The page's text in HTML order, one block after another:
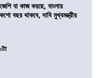
যা কাজ করছে, বাংলায়
বছর থাকবে, দাবি মুখ্যমন্ত্রীর